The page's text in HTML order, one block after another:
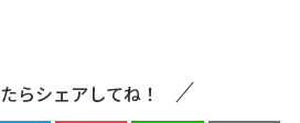
らシェアしてね！